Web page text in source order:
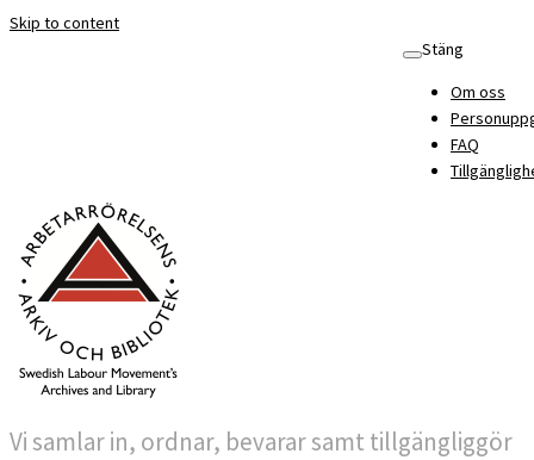
Skip to content
Stäng
Om oss
FAQ
Vi samlar in, ordnar, bevarar samt tillgängliggör